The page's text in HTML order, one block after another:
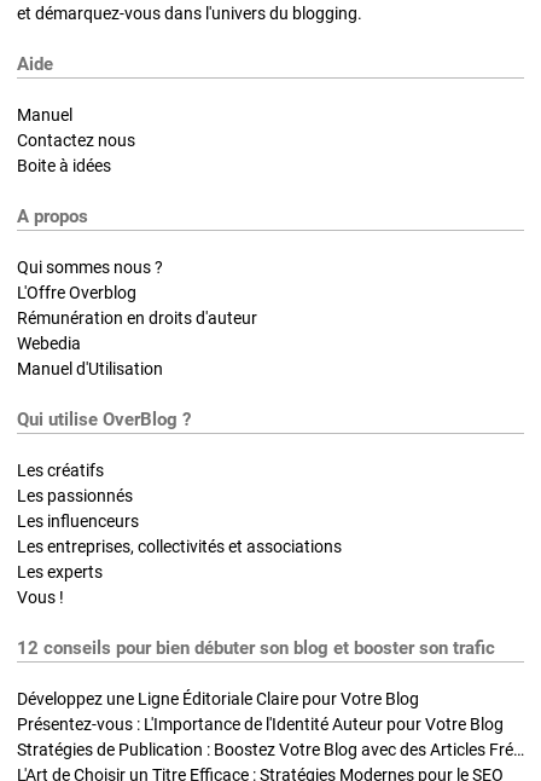
et démarquez-vous dans l'univers du blogging.
Aide
Manuel
Contactez nous
Boite à idées
A propos
Qui sommes nous ?
L'Offre Overblog
Rémunération en droits d'auteur
Webedia
Manuel d'Utilisation
Qui utilise OverBlog ?
Les créatifs
Les passionnés
Les influenceurs
Les entreprises, collectivités et associations
Les experts
Vous !
12 conseils pour bien débuter son blog et booster son trafic
Développez une Ligne Éditoriale Claire pour Votre Blog
Présentez-vous : L'Importance de l'Identité Auteur pour Votre Blog
Stratégies de Publication : Boostez Votre Blog avec des Articles Fréquents et Exclusifs
L'Art de Choisir un Titre Efficace : Stratégies Modernes pour le SEO